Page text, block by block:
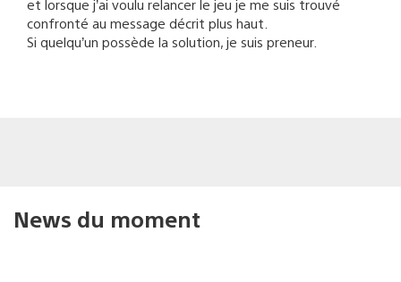
et lorsque j’ai voulu relancer le jeu je me suis trouvé
confronté au message décrit plus haut.
Si quelqu’un possède la solution, je suis preneur.
News du moment